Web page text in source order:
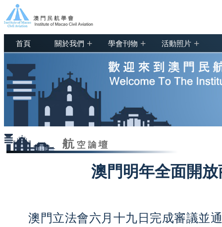
首頁 關於我們 + 學會刊物 + 活動照片 +
澳門明年全面開
澳門立法會六月十九日完成審議並